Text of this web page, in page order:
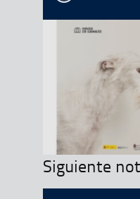
Siguiente